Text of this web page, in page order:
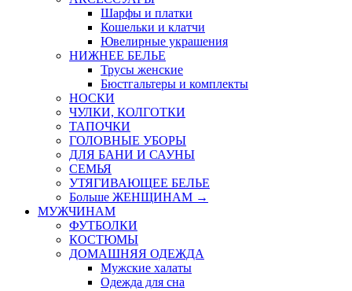
Шарфы и платки
Кошельки и клатчи
Ювелирные украшения
НИЖНЕЕ БЕЛЬЕ
Трусы женские
Бюстгальтеры и комплекты
НОСКИ
ЧУЛКИ, КОЛГОТКИ
ТАПОЧКИ
ГОЛОВНЫЕ УБОРЫ
ДЛЯ БАНИ И САУНЫ
СЕМЬЯ
УТЯГИВАЮЩЕЕ БЕЛЬЕ
Больше ЖЕНЩИНАМ →
МУЖЧИНАМ
ФУТБОЛКИ
КОСТЮМЫ
ДОМАШНЯЯ ОДЕЖДА
Мужские халаты
Одежда для сна